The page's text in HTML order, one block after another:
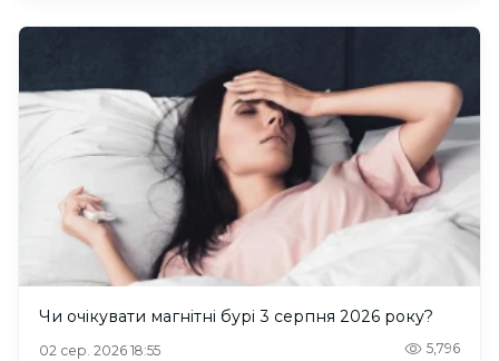
Чи очікувати магнітні бурі 3 серпня 2026 року?
02 сер. 2026 18:55 5,796